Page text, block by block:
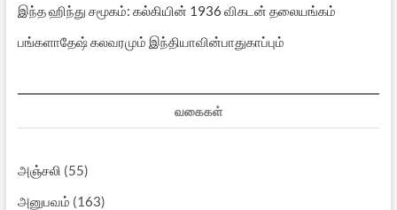
இந்த ஹிந்து சமூகம்: கல்கியின் 1936 விகடன் தலையங்கம்
பங்களாதேஷ் கலவரமும் இந்தியாவின்பாதுகாப்பும்
வகைகள்
அஞ்சலி (55)
அனுபவம் (163)